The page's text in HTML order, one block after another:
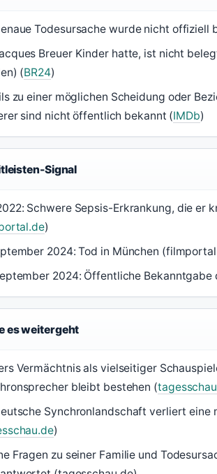
Todesursache wurde nicht offiziell
Breuer Kinder hatte, ist nicht
(BR24)
zu einer möglichen Scheidung oder
sind nicht öffentlich bekannt (IMDb)
Signal
Schwere Sepsis-Erkrankung, die er
)
2024: Tod in München
2024: Öffentliche Bekanntgabe
es weitergeht
Vermächtnis als vielseitiger
bleibt bestehen (
Synchronlandschaft verliert eine
)
Fragen zu seiner Familie und